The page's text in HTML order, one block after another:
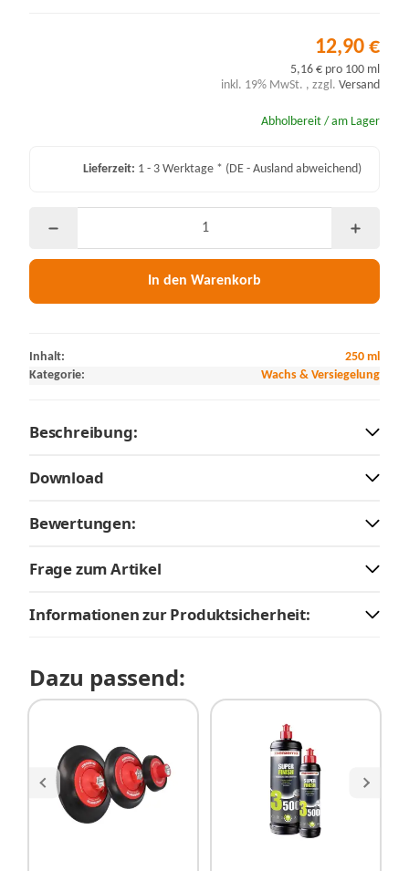
12,90 €
5,16 € pro 100 ml
inkl. 19% MwSt. , zzgl. Versand
Abholbereit / am Lager
Lieferzeit: 1 - 3 Werktage * (DE - Ausland abweichend)
In den Warenkorb
Inhalt:
250 ml
Kategorie:
Wachs & Versiegelung
Beschreibung:
Download
Bewertungen:
Frage zum Artikel
Informationen zur Produktsicherheit:
Dazu passend: